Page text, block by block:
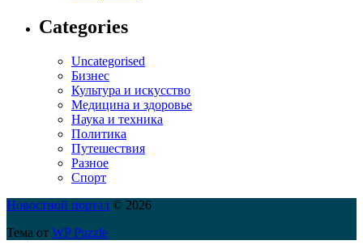
Categories
Uncategorised
Бизнес
Культура и искусство
Медицина и здоровье
Наука и техника
Политика
Путешествия
Разное
Спорт
Новостной портал © 2026
Тема от WP Puzzle